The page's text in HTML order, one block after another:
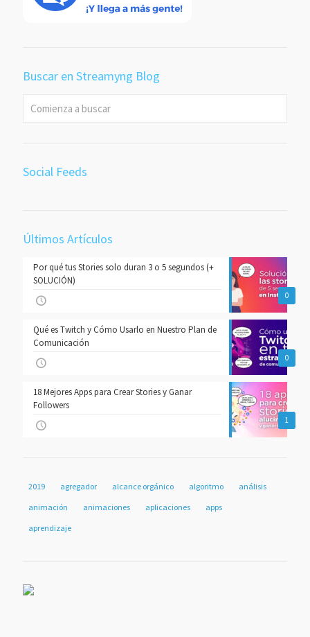
Buscar en Streamyng Blog
Social Feeds
Últimos Artículos
0
Por qué tus Stories solo duran 3 o 5 segundos (+
SOLUCIÓN)
0
Qué es Twitch y Cómo Usarlo en Nuestro Plan de
Comunicación
1
18 Mejores Apps para Crear Stories y Ganar
Followers
2019 agregador alcance orgánico algoritmo
análisis
animación
animaciones aplicaciones
apps
aprendizaje